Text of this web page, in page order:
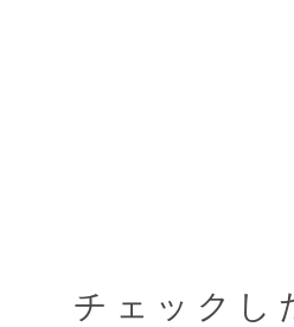
チェックし